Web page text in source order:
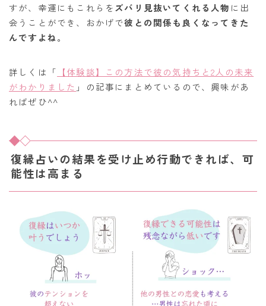
すが、幸運にもこれらをズバリ見抜いてくれる人物 に出
会うことができ、おかげで彼との関係も良くなってきた
んですよね。
詳しくは「 【体験談】この方法で彼の気持ちと2人の未来
がわかりました 」の記事にまとめているので、興味があ
ればぜひ^^
復縁占いの結果を受け止め行動できれば、可
能性は高まる